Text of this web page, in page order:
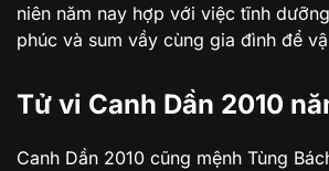
niên năm nay hợp với việc tĩnh
phúc và sum vầy cùng gia đình để
Tử vi Canh Dần 2010
Canh Dần 2010 cũng mệnh Tùng